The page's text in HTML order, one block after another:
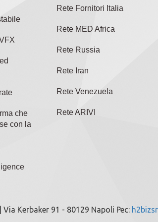
che
con la
Rete Fornitori Italia
Rete MED Africa
Rete Russia
Rete Iran
Rete Venezuela
Rete ARIVI
Kerbaker 91 - 80129 Napoli Pec: